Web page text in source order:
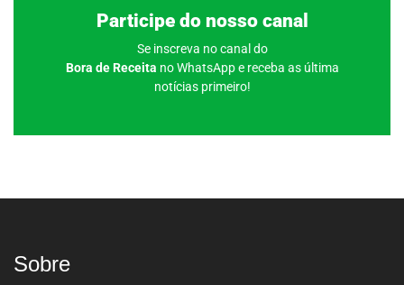
Participe do nosso canal
Se inscreva no canal do
Bora de Receita no WhatsApp e receba as última
notícias primeiro!
Sobre